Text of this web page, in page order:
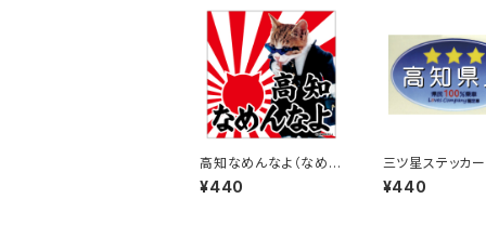
高知なめんなよ（なめね
こ）ご当地ステッカー A-
18
¥440
三ツ星ステッカ
県民(ブルー)
¥440